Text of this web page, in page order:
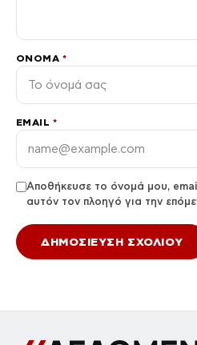
ΌΝΟΜΑ *
EMAIL *
Αποθήκευσε το όνομά μου,
αυτόν τον πλοηγό για την